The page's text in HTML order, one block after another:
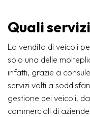
Quali
La vendita di veicoli
solo una delle
infatti, grazie a
servizi volti a
gestione dei veicoli,
commerciali di